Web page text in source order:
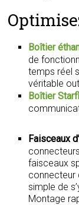
Boîtier
de
temps réel
véritable
Boîtier
Faisceaux
faisceaux
connecteur
simple de
Montage